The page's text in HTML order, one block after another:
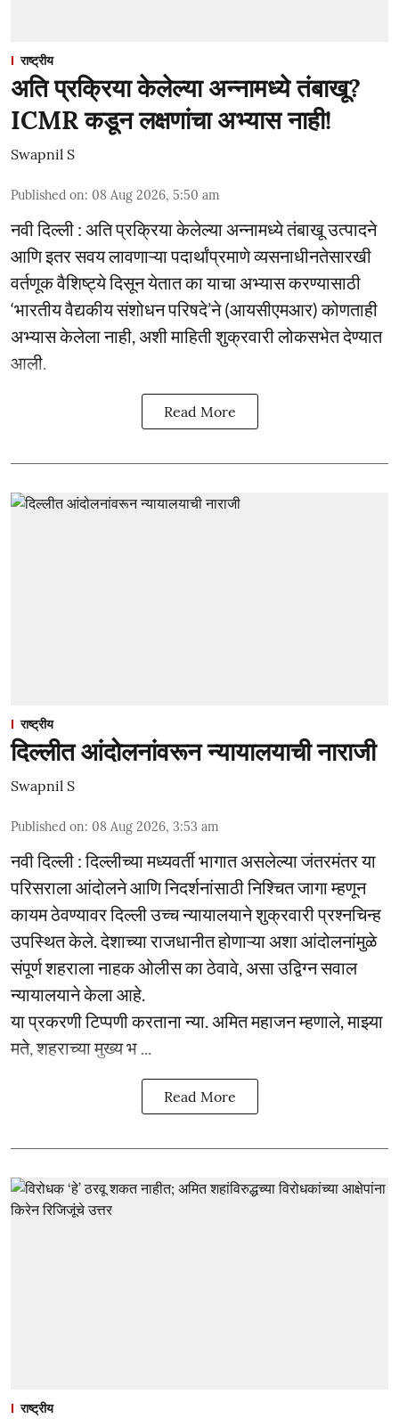
राष्ट्रीय
अति प्रक्रिया केलेल्या अन्नामध्ये तंबाखू?
ICMR कडून लक्षणांचा अभ्यास नाही!
Swapnil S
Published on: 08 Aug 2026, 5:50 am
नवी दिल्ली : अति प्रक्रिया केलेल्या अन्नामध्ये तंबाखू उत्पादने
आणि इतर सवय लावणाऱ्या पदार्थांप्रमाणे व्यसनाधीनतेसारखी
वर्तणूक वैशिष्ट्ये दिसून येतात का याचा अभ्यास करण्यासाठी
‘भारतीय वैद्यकीय संशोधन परिषदे’ने (आयसीएमआर) कोणताही
अभ्यास केलेला नाही, अशी माहिती शुक्रवारी लोकसभेत देण्यात
आली.
Read More
राष्ट्रीय
दिल्लीत आंदोलनांवरून न्यायालयाची नाराजी
Swapnil S
Published on: 08 Aug 2026, 3:53 am
नवी दिल्ली : दिल्लीच्या मध्यवर्ती भागात असलेल्या जंतरमंतर या
परिसराला आंदोलने आणि निदर्शनांसाठी निश्चित जागा म्हणून
कायम ठेवण्यावर दिल्ली उच्च न्यायालयाने शुक्रवारी प्रश्नचिन्ह
उपस्थित केले. देशाच्या राजधानीत होणाऱ्या अशा आंदोलनांमुळे
संपूर्ण शहराला नाहक ओलीस का ठेवावे, असा उद्विग्न सवाल
न्यायालयाने केला आहे.
या प्रकरणी टिप्पणी करताना न्या. अमित महाजन म्हणाले, माझ्या
मते, शहराच्या मुख्य भ ...
Read More
राष्ट्रीय